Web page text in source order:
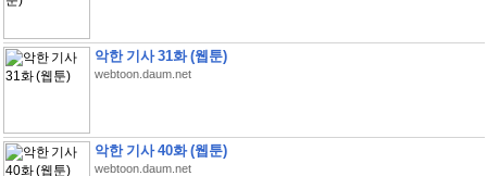
악한 기사 31화 (웹툰)
webtoon.daum.net
악한 기사 40화 (웹툰)
webtoon.daum.net